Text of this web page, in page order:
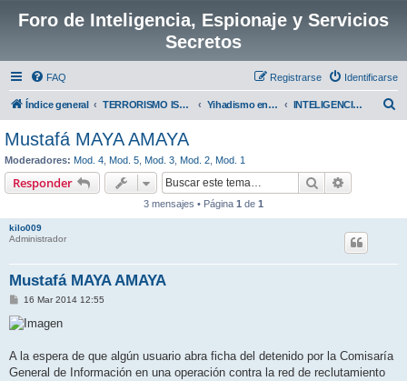
Foro de Inteligencia, Espionaje y Servicios
Secretos
FAQ Identificarse
Registrarse
Índice general TERRORISMO ISLAMICO O YIHADISTA Yihadismo en España INTELIGENCIA BÁSICA SOBRE YIHADISTAS
Mustafá MAYA AMAYA
Moderadores: Mod. 4 Mod. 5 Mod. 3 Mod. 2 Mod. 1
Responder Buscar
3 mensajes • Página 1 de 1
kilo009
Administrador
Mustafá MAYA AMAYA
M
n
s
j
16 Mar 2014 12:55
A la espera de que algún usuario abra ficha del detenido por la Comisaría
General de Información en una operación contra la red de reclutamiento